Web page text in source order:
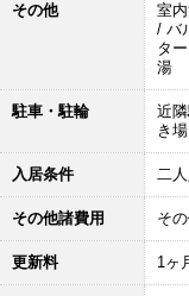
その他
室
/ バ
タ
湯
駐車・駐輪
近
き場
入居条件 二
その他諸費用 そ
更新料 1ヶ